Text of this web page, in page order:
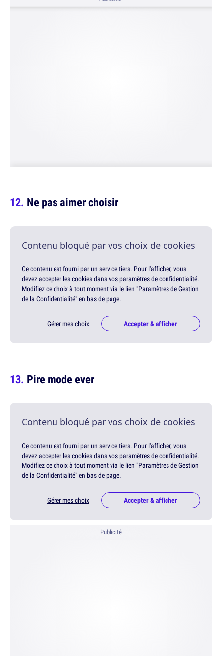
Ne pas aimer choisir
Contenu bloqué par vos choix de cookies
Ce contenu est fourni par un service tiers. Pour l'afficher, vous
devez accepter les cookies dans vos paramètres de confidentialité.
Modifiez ce choix à tout moment via le lien "Paramètres de Gestion
de la Confidentialité" en bas de page.
Gérer mes choix Accepter & afficher
Pire mode ever
Contenu bloqué par vos choix de cookies
Ce contenu est fourni par un service tiers. Pour l'afficher, vous
devez accepter les cookies dans vos paramètres de confidentialité.
Modifiez ce choix à tout moment via le lien "Paramètres de Gestion
de la Confidentialité" en bas de page.
Gérer mes choix Accepter & afficher
Publicité